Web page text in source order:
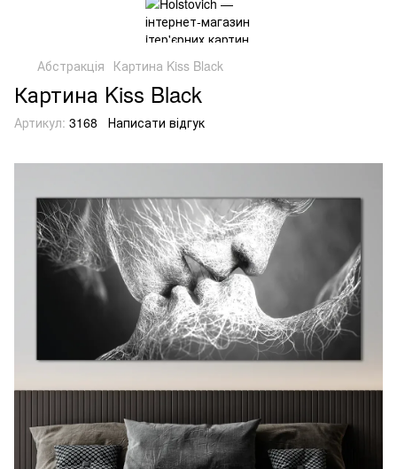
Абстракція Картина Kiss Black
Картина Kiss Black
Артикул: 3168 Написати відгук